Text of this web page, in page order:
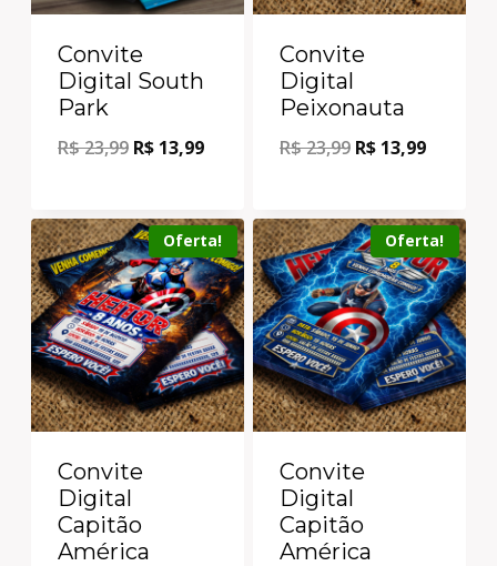
Convite
Digital South
Park
R$23,99 R$ 13,99
Convite
Digital
Peixonauta
R$23,99 R$ 13,99
Oferta!
Convite
Digital
Capitão
América
Oferta!
Convite
Digital
Capitão
América